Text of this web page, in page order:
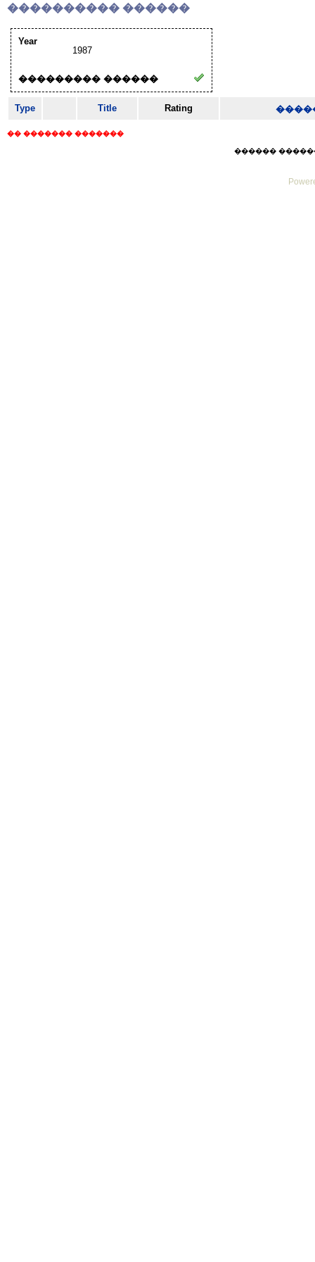
���������� ������
Year
1987
��������� ������
Type Title Rating
�� ������� �������
������ ������